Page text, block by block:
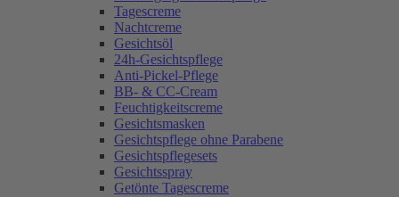
Tagescreme
Nachtcreme
Gesichtsöl
24h-Gesichtspflege
Anti-Pickel-Pflege
BB- & CC-Cream
Feuchtigkeitscreme
Gesichtsmasken
Gesichtspflege ohne Parabene
Gesichtspflegesets
Gesichtsspray
Getönte Tagescreme